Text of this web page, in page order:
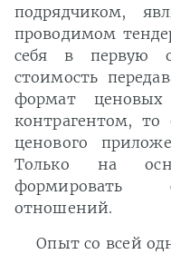
подрядчиком,
проводимом
себя в первую
стоимость
формат
контрагентом,
ценового
Только на
формировать
отношений.
Опыт со всей